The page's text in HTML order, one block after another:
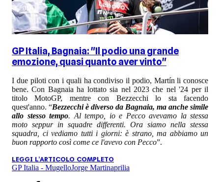
GP Italia, Bagnaia: "Il podio una grande
emozione, quasi quanto aver vinto"
I due piloti con i quali ha condiviso il podio, Martín li conosce
bene. Con Bagnaia ha lottato sia nel 2023 che nel '24 per il
titolo MotoGP, mentre con Bezzecchi lo sta facendo
quest'anno. “Bezzecchi è diverso da Bagnaia, ma anche simile
allo stesso tempo. Al tempo, io e Pecco avevamo la stessa
moto seppur in squadre differenti. Ora siamo nella stessa
squadra, ci vediamo tutti i giorni: è strano, ma abbiamo un
buon rapporto così come ce l'avevo con Pecco”.
LEGGI L'ARTICOLO COMPLETO
GP Italia - MugelloJorge Martinaprilia